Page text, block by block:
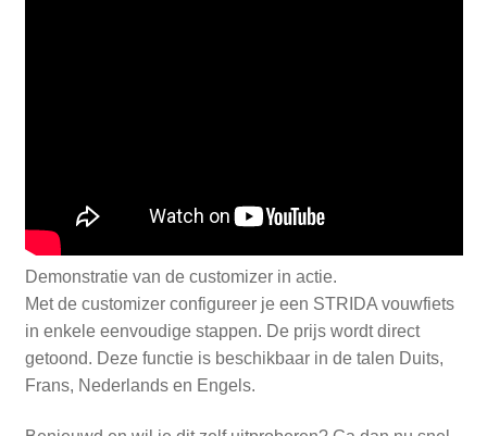
Demonstratie van de customizer in actie.
Met de customizer configureer je een STRIDA vouwfiets
in enkele eenvoudige stappen. De prijs wordt direct
getoond. Deze functie is beschikbaar in de talen Duits,
Frans, Nederlands en Engels.